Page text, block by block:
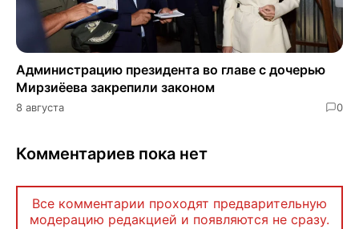
Администрацию президента во главе с дочерью
Мирзиёева закрепили законом
8 августа 0
Комментариев пока нет
Все комментарии проходят предварительную
модерацию редакцией и появляются не сразу.